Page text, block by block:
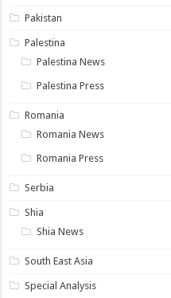
Pakistan
Palestina
Palestina News
Palestina Press
Romania
Romania News
Romania Press
Serbia
Shia
Shia News
South East Asia
Special Analysis